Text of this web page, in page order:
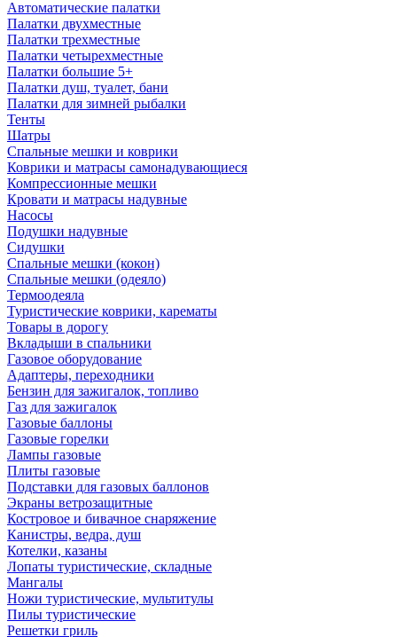
Автоматические палатки
Палатки двухместные
Палатки трехместные
Палатки четырехместные
Палатки большие 5+
Палатки душ, туалет, бани
Палатки для зимней рыбалки
Тенты
Шатры
Спальные мешки и коврики
Коврики и матрасы самонадувающиеся
Компрессионные мешки
Кровати и матрасы надувные
Насосы
Подушки надувные
Сидушки
Спальные мешки (кокон)
Спальные мешки (одеяло)
Термоодеяла
Туристические коврики, карематы
Товары в дорогу
Вкладыши в спальники
Газовое оборудование
Адаптеры, переходники
Бензин для зажигалок, топливо
Газ для зажигалок
Газовые баллоны
Газовые горелки
Лампы газовые
Плиты газовые
Подставки для газовых баллонов
Экраны ветрозащитные
Костровое и бивачное снаряжение
Канистры, ведра, душ
Котелки, казаны
Лопаты туристические, складные
Мангалы
Ножи туристические, мультитулы
Пилы туристические
Решетки гриль